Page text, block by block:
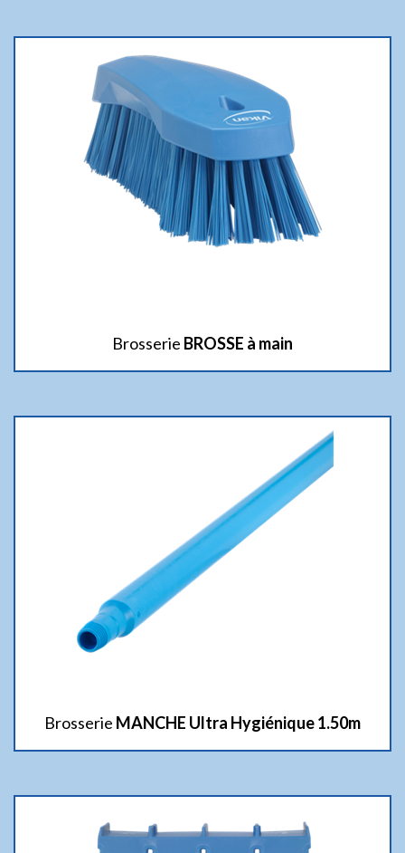
Brosserie BROSSE à main
Brosserie MANCHE Ultra Hygiénique 1.50m